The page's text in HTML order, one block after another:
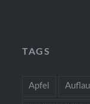
TAGS
Apfel